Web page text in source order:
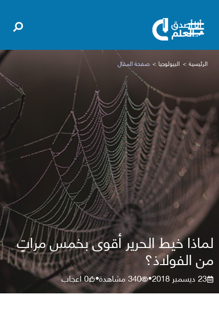
الرئيسية البيولوجيا صفحة المقال
لماذا خيط الحرير أقوى بخمس مراتٍ
من الفولاذ؟
23 ديسمبر 2018 •
340مشاهدة•
0اعجاب